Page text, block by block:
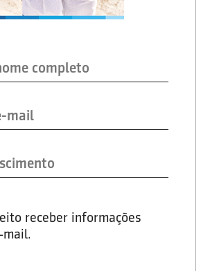
receber informações
mail.